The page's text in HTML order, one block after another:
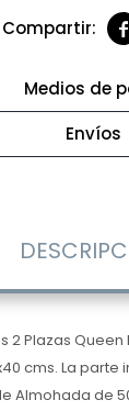

Medios de
Envíos
2 Plazas Queen
cms. La
Almohada de